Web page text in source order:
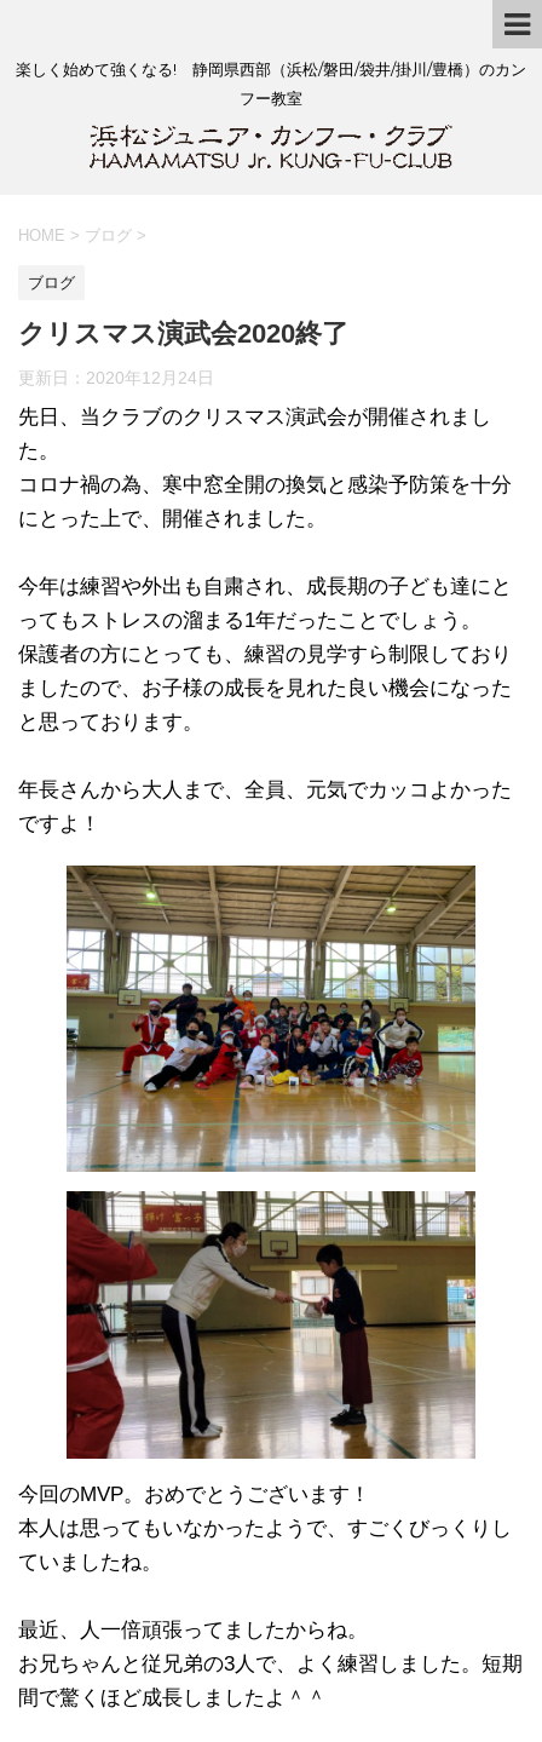
楽しく始めて強くなる! 静岡県西部（浜松/磐田/袋井/掛川/豊橋）のカン
フー教室
HOME > ブログ >
ブログ
クリスマス演武会2020終了
更新日： 2020年12月24日
先日、当クラブのクリスマス演武会が開催されまし
た。
コロナ禍の為、寒中窓全開の換気と感染予防策を十分
にとった上で、開催されました。
今年は練習や外出も自粛され、成長期の子ども達にと
ってもストレスの溜まる1年だったことでしょう。
保護者の方にとっても、練習の見学すら制限しており
ましたので、お子様の成長を見れた良い機会になった
と思っております。
年長さんから大人まで、全員、元気でカッコよかった
ですよ！
今回のMVP。おめでとうございます！
本人は思ってもいなかったようで、すごくびっくりし
ていましたね。
最近、人一倍頑張ってましたからね。
お兄ちゃんと従兄弟の3人で、よく練習しました。短期
間で驚くほど成長しましたよ＾＾